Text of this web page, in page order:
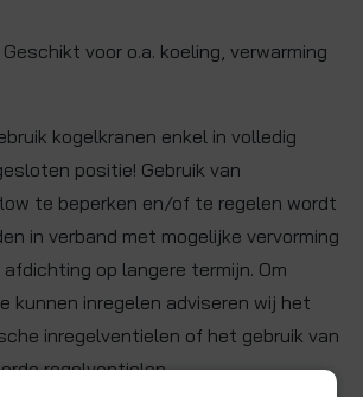
voor o.a. koeling, verwarming
kogelkranen enkel in volledig
positie! Gebruik van
te beperken en/of te regelen wordt
in verband met mogelijke vervorming
op langere termijn. Om
kunnen inregelen adviseren wij het
inregelventielen of het gebruik van
regelventielen.